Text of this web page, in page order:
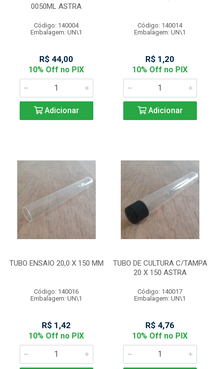
0050ML ASTRA
Código: 140004
Embalagem: UN\1
R$ 44,00
10% Off no PIX
Adicionar
Código: 140014
Embalagem: UN\1
R$ 1,20
10% Off no PIX
Adicionar
TUBO ENSAIO 20,0 X 150 MM
Código: 140016
Embalagem: UN\1
R$ 1,42
10% Off no PIX
TUBO DE CULTURA C/TAMPA
20 X 150 ASTRA
Código: 140017
Embalagem: UN\1
R$ 4,76
10% Off no PIX